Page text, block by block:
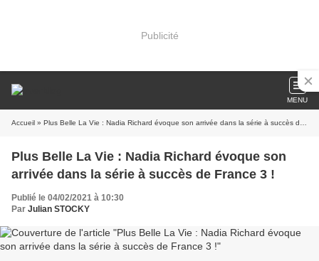
Publicité
MENU
Accueil » Plus Belle La Vie : Nadia Richard évoque son arrivée dans la série à succès de France 3 !
Plus Belle La Vie : Nadia Richard évoque son
arrivée dans la série à succès de France 3 !
Publié le 04/02/2021 à 10:30
Par Julian STOCKY